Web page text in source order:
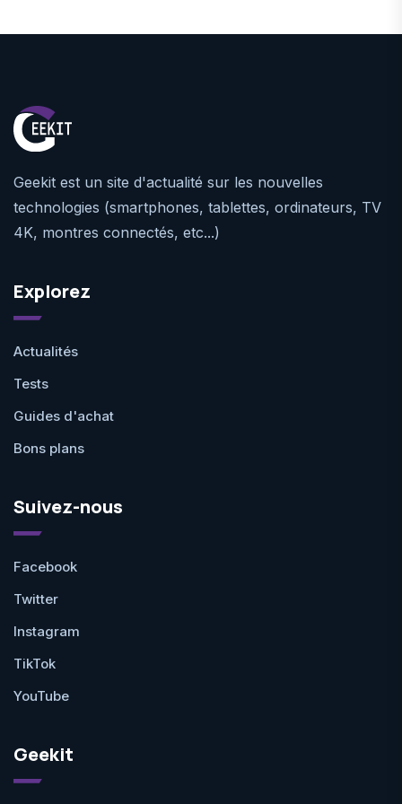
Geekit est un site d'actualité sur les nouvelles
technologies (smartphones, tablettes, ordinateurs, TV
4K, montres connectés, etc...)
Explorez
Actualités
Tests
Guides d'achat
Bons plans
Suivez-nous
Facebook
Twitter
Instagram
TikTok
YouTube
Geekit